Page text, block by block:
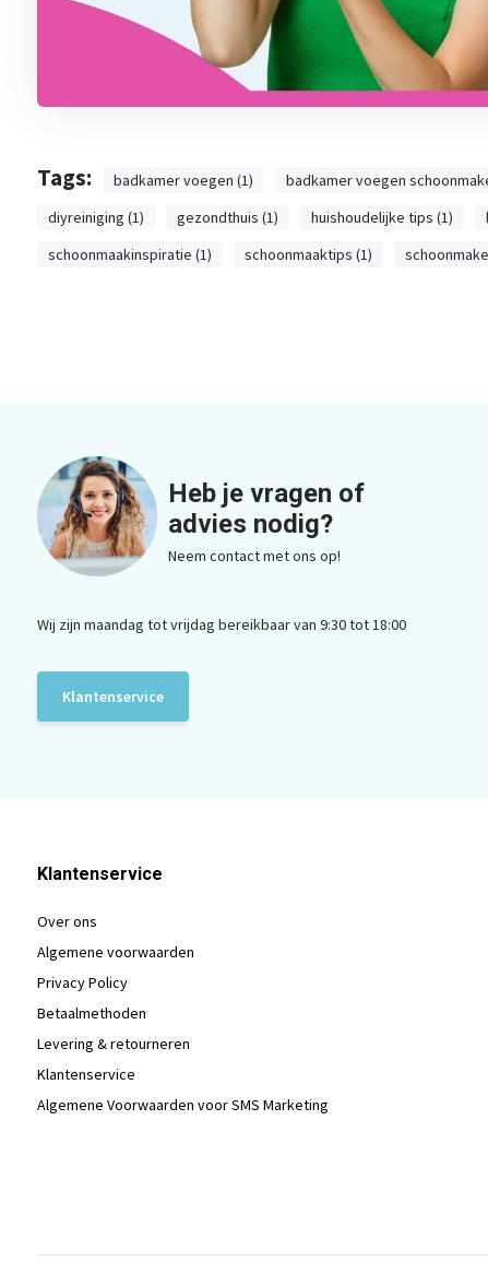
Tags: badkamer voegen (1) badkamer voegen
diyreiniging (1)
gezondthuis (1) huishoudelijke tips (1)
schoonmaakinspiratie (1)
schoonmaaktips (1)
Heb je vragen of
advies nodig?
Neem contact met ons op!
Wij zijn maandag tot vrijdag bereikbaar van 9:30 tot 18:00
Klantenservice
Klantenservice
Over ons
Algemene voorwaarden
Privacy Policy
Betaalmethoden
Levering & retourneren
Klantenservice
Algemene Voorwaarden voor SMS Marketing